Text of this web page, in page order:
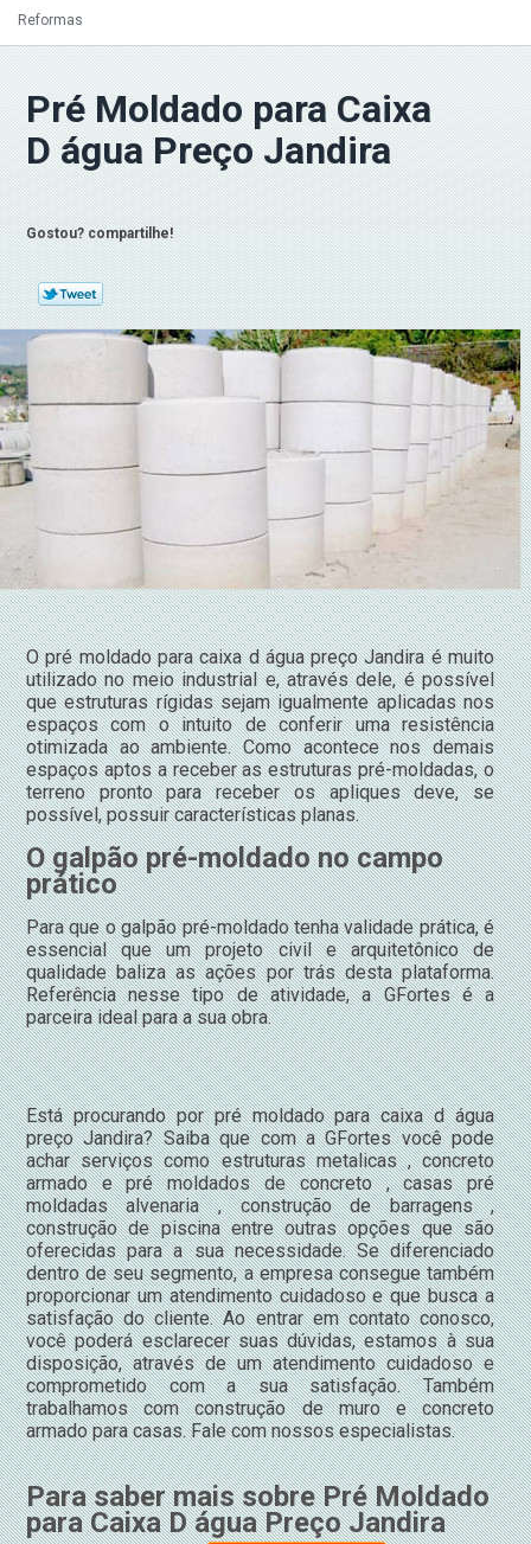
Reformas
Pré Moldado para Caixa
D água Preço Jandira
Gostou? compartilhe!
O pré moldado para caixa d água preço Jandira é muito
utilizado no meio industrial e, através dele, é possível
que estruturas rígidas sejam igualmente aplicadas nos
espaços com o intuito de conferir uma resistência
otimizada ao ambiente. Como acontece nos demais
espaços aptos a receber as estruturas pré-moldadas, o
terreno pronto para receber os apliques deve, se
possível, possuir características planas.
O galpão pré-moldado no campo
prático
Para que o galpão pré-moldado tenha validade prática, é
essencial que um projeto civil e arquitetônico de
qualidade baliza as ações por trás desta plataforma.
Referência nesse tipo de atividade, a GFortes é a
parceira ideal para a sua obra.
Está procurando por pré moldado para caixa d água
preço Jandira? Saiba que com a GFortes você pode
achar serviços como estruturas metalicas , concreto
armado e pré moldados de concreto , casas pré
moldadas alvenaria , construção de barragens ,
construção de piscina entre outras opções que são
oferecidas para a sua necessidade. Se diferenciado
dentro de seu segmento, a empresa consegue também
proporcionar um atendimento cuidadoso e que busca a
satisfação do cliente. Ao entrar em contato conosco,
você poderá esclarecer suas dúvidas, estamos à sua
disposição, através de um atendimento cuidadoso e
comprometido com a sua satisfação. Também
trabalhamos com construção de muro e concreto
armado para casas. Fale com nossos especialistas.
Para saber mais sobre Pré Moldado
para Caixa D água Preço Jandira